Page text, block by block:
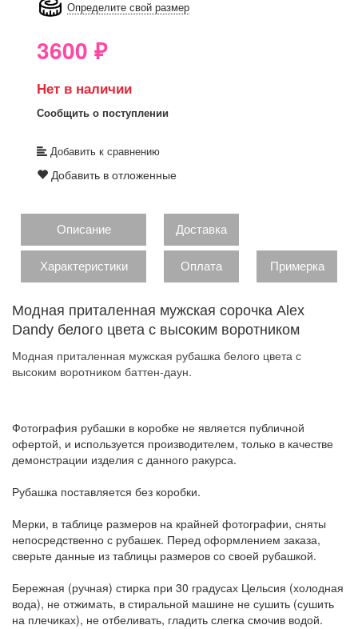
Определите свой размер
3600 ₽
Нет в наличии
Сообщить о поступлении
Добавить к сравнению
Добавить в отложенные
Описание Доставка
Характеристики Оплата Примерка
Модная приталенная мужская сорочка Alex
Dandy белого цвета с высоким воротником
Модная приталенная мужская рубашка белого цвета с
высоким воротником баттен-даун.
Фотография рубашки в коробке не является публичной
офертой, и используется производителем, только в качестве
демонстрации изделия с данного ракурса.
Рубашка поставляется без коробки.
Мерки, в таблице размеров на крайней фотографии, сняты
непосредственно с рубашек. Перед оформлением заказа,
сверьте данные из таблицы размеров со своей рубашкой.
Бережная (ручная) стирка при 30 градусах Цельсия (холодная
вода), не отжимать, в стиральной машине не сушить (сушить
на плечиках), не отбеливать, гладить слегка смочив водой.